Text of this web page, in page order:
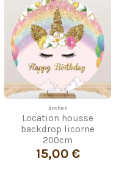
Arches
Location housse
backdrop licorne
200cm
15,00 €